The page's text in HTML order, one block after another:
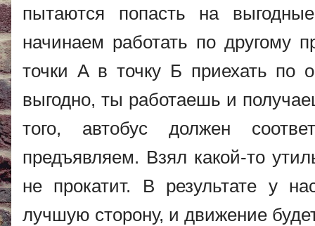
пытаются попасть на
начинаем работать по другому
точки А в точку Б приехать по
выгодно, ты работаешь и
того, автобус должен
предъявляем. Взял какой-то
не прокатит. В результате у
лучшую сторону, и движение